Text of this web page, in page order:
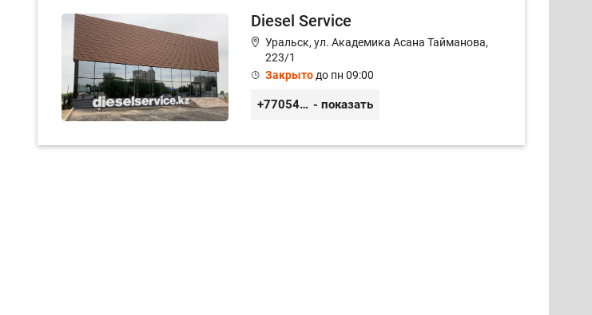
Diesel Service
Уральск, ул. Академика Асана Тайманова,
223/1
Закрытодо пн 09:00
+77054104109 - показать